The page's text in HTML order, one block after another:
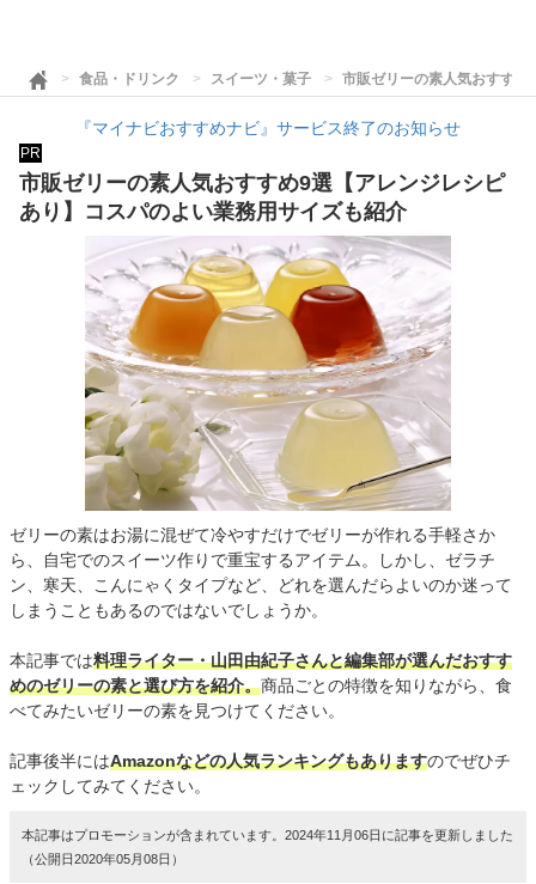
食品・ドリンク スイーツ・菓子 市販ゼリーの素人気おすすめ
『マイナビおすすめナビ』サービス終了のお知らせ
PR
市販ゼリーの素人気おすすめ9選【アレンジレシピ
あり】コスパのよい業務用サイズも紹介
ゼリーの素はお湯に混ぜて冷やすだけでゼリーが作れる手軽さか
ら、自宅でのスイーツ作りで重宝するアイテム。しかし、ゼラチ
ン、寒天、こんにゃくタイプなど、どれを選んだらよいのか迷って
しまうこともあるのではないでしょうか。
本記事では料理ライター・山田由紀子さんと編集部が選んだおすす
めのゼリーの素と選び方を紹介。商品ごとの特徴を知りながら、食
べてみたいゼリーの素を見つけてください。
記事後半にはAmazonなどの人気ランキングもありますのでぜひチ
ェックしてみてください。
本記事はプロモーションが含まれています。2024年11月06日に記事を更新しました
（公開日2020年05月08日）